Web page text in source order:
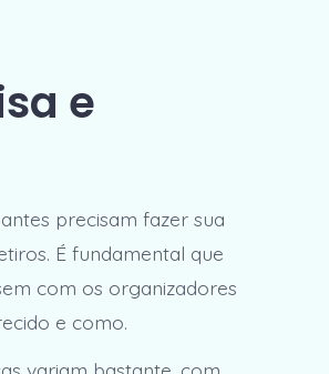
e
precisam fazer sua
É fundamental que
com os organizadores
e como.